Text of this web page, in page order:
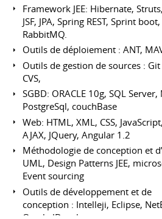
Framework JEE: Hibernate,
JSF, JPA, Spring REST, Sprint boot,
RabbitMQ.
Outils de déploiement : ANT,
Outils de gestion de sources : Git
CVS,
SGBD: ORACLE 10g, SQL Server,
PostgreSql, couchBase
Web: HTML, XML, CSS, JavaScript,
AJAX, JQuery, Angular 1.2
Méthodologie de conception et
UML, Design Patterns JEE,
Event sourcing
Outils de développement et de
conception : Intelleji, Eclipse,